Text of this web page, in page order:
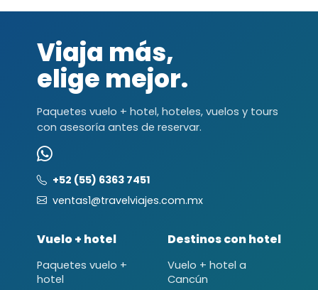
Viaja más,
elige mejor.
Paquetes vuelo + hotel, hoteles, vuelos y tours
con asesoría antes de reservar.
+52 (55) 6363 7451
ventas1@travelviajes.com.mx
Vuelo + hotel
Paquetes vuelo +
hotel
Destinos con hotel
Vuelo + hotel a
Cancún